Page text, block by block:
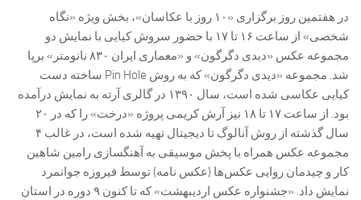
در هفتمین روز برگزاری «۱۰ روز با عکاسان»، بخش ویژه «نگاه
شخصی» از ساعت ۱۶ تا ۱۷ با حضور سروش کیایی با نمایش دو
مجموعه عکس «دیدی دگرگون» و «معماری ایران ۸۳۰ نانومتر» برپا
شد. مجموعه «دیدی دگرگون» که به روش Pin Hole ساخته دست
کیایی عکاسی شده است، سال ۱۳۹۰ در گالری آرته به نمایش درآمده
بود. از ساعت ۱۷ تا ۱۸ نیز آرش کریمی پروژه «درخت» را که در ۲۰
سال گذشته از روش آنالوگ تا دیجیتال تهیه شده است، در غالب ۴
مجموعه عکس همراه با پخش موسیقی به آهنگسازی رامین شاهین
کار و چیدمان روایی عکس‌ها (عکس نامه) توسط فیروزه جوانمرد
نمایش داد. «جشنواره عکس اردیبهشت» که تا کنون ۹ دوره در استان